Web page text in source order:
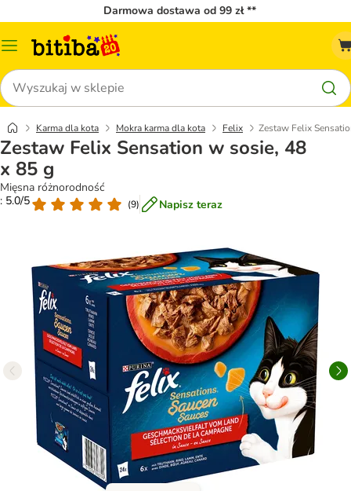
Darmowa dostawa od 99 zł **
Menu
Szukaj
Karma dla kota Mokra karma dla kota Felix Zestaw Felix
Zestaw Felix Sensation w sosie, 48
x 85 g
Mięsna różnorodność
: 5.0/5
(9) Napisz teraz